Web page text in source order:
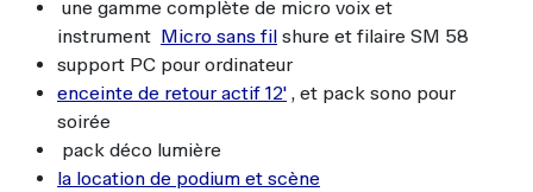
une gamme complète de micro voix et
instrument Micro sans fil shure et filaire SM 58
support PC pour ordinateur
enceinte de retour actif 12' , et pack sono pour
soirée
pack déco lumière
la location de podium et scène